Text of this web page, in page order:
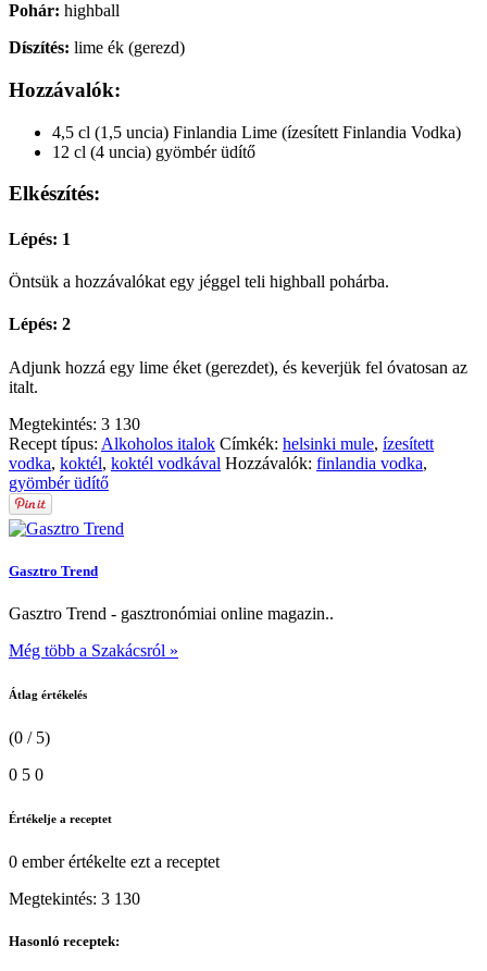
Pohár: highball
Díszítés: lime ék (gerezd)
Hozzávalók:
4,5 cl (1,5 uncia) Finlandia Lime (ízesített Finlandia Vodka)
12 cl (4 uncia) gyömbér üdítő
Elkészítés:
Lépés: 1
Öntsük a hozzávalókat egy jéggel teli highball pohárba.
Lépés: 2
Adjunk hozzá egy lime éket (gerezdet), és keverjük fel óvatosan az
italt.
Megtekintés: 3 130
Recept típus: Alkoholos italok Címkék: helsinki mule, ízesített
vodka, koktél, koktél vodkával Hozzávalók: finlandia vodka,
gyömbér üdítő
Gasztro Trend
Gasztro Trend - gasztronómiai online magazin..
Még több a Szakácsról »
Átlag értékelés
(0 / 5)
0 5 0
Értékelje a receptet
0 emberértékelte ezt a receptet
Megtekintés: 3 130
Hasonló receptek: